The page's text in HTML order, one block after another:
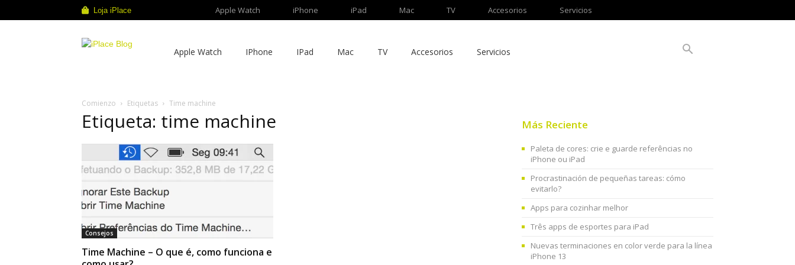
Loja iPlace Apple Watch iPhone iPad Mac TV Accesorios Servicios
Apple Watch IPhone IPad Mac TV Accesorios Servicios
Comienzo Etiquetas Time machine
Etiqueta: time machine
Consejos
Time Machine – O que é, como funciona e
Más Reciente
Paleta de cores: crie e guarde referências no
iPhone ou iPad
Procrastinación de pequeñas tareas: cómo
evitarlo?
Apps para cozinhar melhor
Três apps de esportes para iPad
Nuevas terminaciones en color verde para la línea
iPhone 13